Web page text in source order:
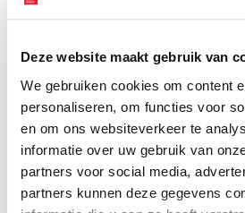
Deze website maakt gebruik van
We gebruiken cookies om content
personaliseren, om functies voor
en om ons websiteverkeer te
informatie over uw gebruik van
partners voor social media,
partners kunnen deze gegevens
De pottenbaksters van Velsen
De Romeinenweek 2019 staat geheel in
vrouw. Vrouwen in het Noord-Hollandse
destijds zeer bekwaam in het